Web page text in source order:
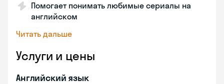
Помогает понимать любимые сериалы на
английском
Читать дальше
Услуги и цены
Английский язык